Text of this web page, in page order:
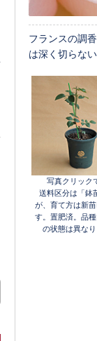
フランスの調
は深く切らな
写真クリック
送料区分は「鉢
が、育て方は新
す。置肥済。品
の状態は異なり